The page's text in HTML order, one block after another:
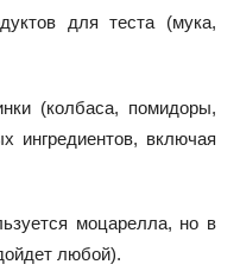
для теста (мука,
(колбаса, помидоры,
ингредиентов, включая
моцарелла, но в
любой).